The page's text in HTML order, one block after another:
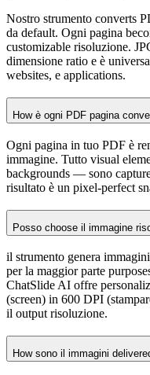
Nostro strumento converts
da default. Ogni pagina
customizable risoluzione.
dimensione ratio e è
websites, e applications.
How è ogni PDF pagina
Ogni pagina in tuo PDF è
immagine. Tutto visual
backgrounds — sono
risultato è un pixel-perfect
Posso choose il immagine
il strumento genera
per la maggior parte
ChatSlide AI offre
(screen) in 600 DPI
il output risoluzione.
How sono il immagini